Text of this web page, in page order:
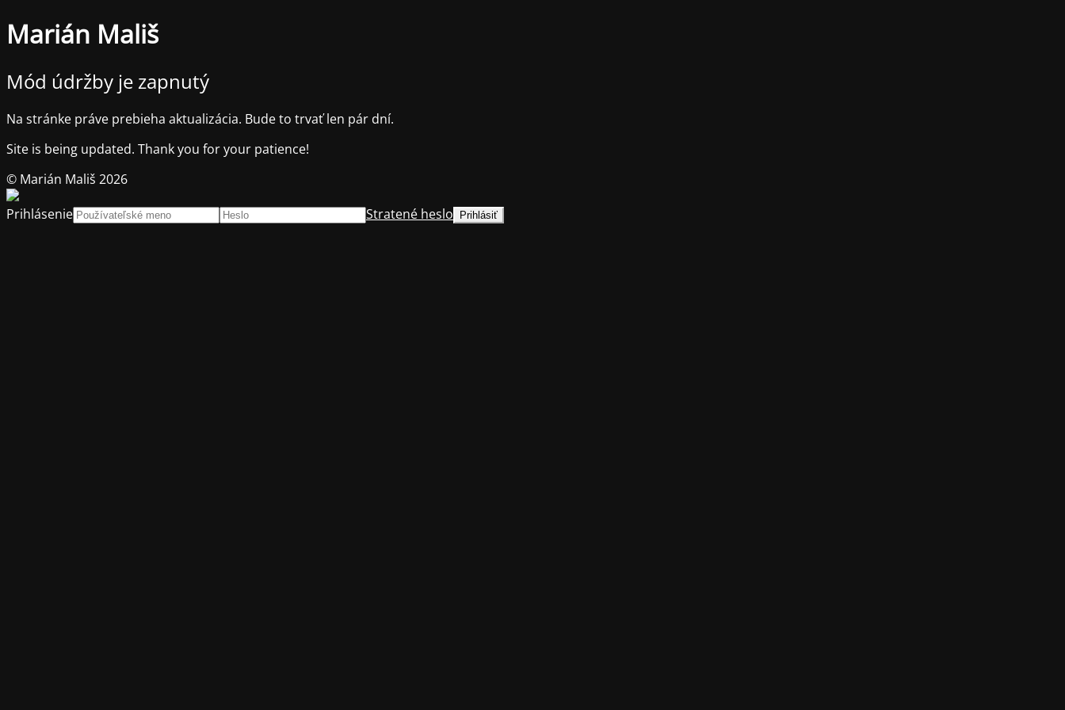
Marián Mališ
Mód údržby je zapnutý
Na stránke práve prebieha aktualizácia. Bude to trvať len pár dní.
Site is being updated. Thank you for your patience!
© Marián Mališ 2026
Prihlásenie
Stratené heslo